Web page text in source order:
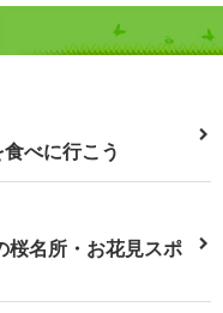
べに行こう
桜名所・お花見スポ